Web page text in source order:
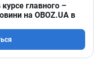
главного –
на OBOZ.UA в